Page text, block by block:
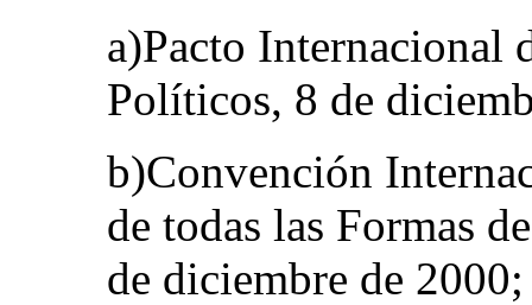
a)Pacto Internacional
Políticos, 8 de
b)Convención
de todas las Formas
de diciembre de 2000;